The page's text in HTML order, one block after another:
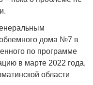
дома №7 в
по программе
в марте 2022 года,
области